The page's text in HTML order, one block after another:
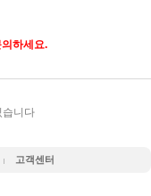
하세요.
습니다
고객센터